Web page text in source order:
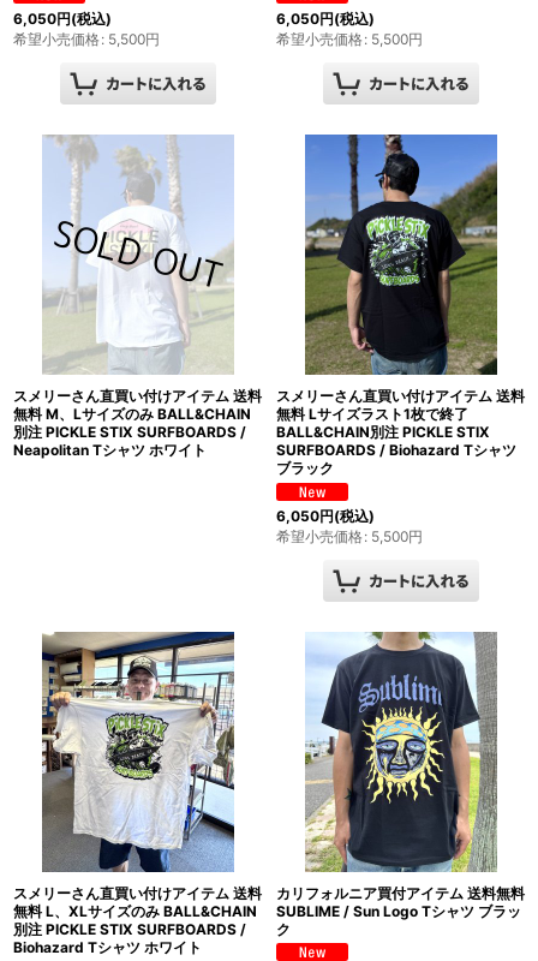
6,050円(税込)
希望小売価格: 5,500円
6,050円(税込)
希望小売価格: 5,500円
スメリーさん直買い付けアイテム 送料
無料 M、Lサイズのみ BALL&CHAIN
別注 PICKLE STIX SURFBOARDS /
Neapolitan Tシャツ ホワイト
スメリーさん直買い付けアイテム 送料
無料 Lサイズラスト1枚で終了
BALL&CHAIN別注 PICKLE STIX
SURFBOARDS / Biohazard Tシャツ
ブラック
6,050円(税込)
希望小売価格: 5,500円
スメリーさん直買い付けアイテム 送料
無料 L、XLサイズのみ BALL&CHAIN
別注 PICKLE STIX SURFBOARDS /
Biohazard Tシャツ ホワイト
カリフォルニア買付アイテム 送料無料
SUBLIME / Sun Logo Tシャツ ブラッ
ク